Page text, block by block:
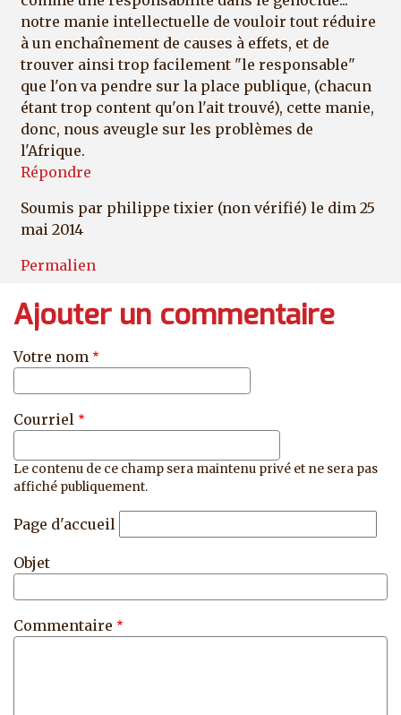
notre manie intellectuelle de vouloir tout réduire
à un enchaînement de causes à effets, et de
trouver ainsi trop facilement "le responsable"
que l'on va pendre sur la place publique, (chacun
étant trop content qu'on l'ait trouvé), cette manie,
donc, nous aveugle sur les problèmes de
l'Afrique.
Répondre
Soumis par philippe tixier (non vérifié) le dim 25
mai 2014
Permalien
Ajouter un commentaire
Votre nom
Courriel
Le contenu de ce champ sera maintenu privé et ne sera pas
affiché publiquement.
Page d'accueil
Objet
Commentaire